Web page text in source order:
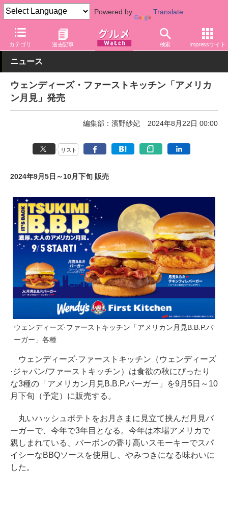
Powered by Translate
カテゴリ 過去記事 検索 Impressサイト
グルメ Watch 店舗 ファストフード
ニュース
ウェンディーズ・ファーストキッチン「アメリカ
ン月見」発売
編集部：濱野紗妃 2024年8月22日 00:00
リスト
2024年9月5日～10月下旬 販売
ウェンディーズ·ファーストキッチン「アメリカン月見B.B.P.バ
ーガー」各種
ウェンディーズ·ファーストキッチン（ウェンディーズ
·ジャパン/ファーストキッチン）は食欲の秋にぴったり
な3種の「アメリカン月見B.B.P.バーガー」を9月5日～10
月下旬（予定）に販売する。
丸いハッシュポテトをお月さまに見立て挟んだ月見バ
ーガーで、今年で3年目となる。今年は本場アメリカで
親しまれている、バーボンの香り高いスモーキーでスパ
イシーなBBQソースを使用し、やみつきになる味わいに
した。